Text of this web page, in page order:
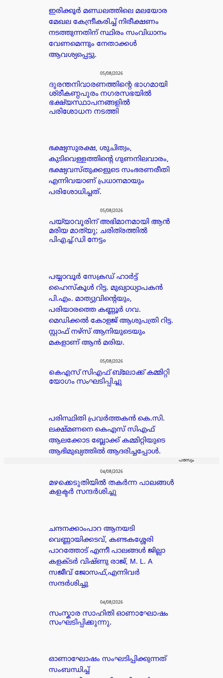
ഇരിക്കൂർ മണ്ഡലത്തിലെ മലയോര
മേഖല കേന്ദ്രീകരിച്ച് നിരീക്ഷണം
നടത്തുന്നതിന് സ്ഥിരം സംവിധാനം
വേണമെന്നും നേതാക്കൾ
ആവശ്യപ്പെട്ടു.
05/08/2026
ദുരന്തനിവാരണത്തിന്റെ ഭാഗമായി
ശ്രീകണ്ഠപുരം നഗരസഭയിൽ
ഭക്ഷ്യസ്ഥാപനങ്ങളിൽ
പരിശോധന നടത്തി
ഭക്ഷ്യസുരക്ഷ, ശുചിത്വം,
കുടിവെള്ളത്തിന്റെ ഗുണനിലവാരം,
ഭക്ഷ്യവസ്തുക്കളുടെ സംഭരണരീതി
എന്നിവയാണ് പ്രധാനമായും
പരിശോധിച്ചത്.
05/08/2026
പയ്യാവൂരിന് അഭിമാനമായി ആൻ
മരിയ മാത്യു; ചരിത്രത്തിൽ
പിഎച്ച്.ഡി നേട്ടം
പയ്യാവൂർ സേക്രഡ് ഹാർട്ട്
ഹൈസ്കൂൾ റിട്ട. മുഖ്യാധ്യാപകൻ
പി.എം. മാത്യുവിന്റെയും,
പരിയാരത്തെ കണ്ണൂർ ഗവ.
മെഡിക്കൽ കോളജ് ആശുപത്രി റിട്ട.
സ്റ്റാഫ് നഴ്സ് ആനിയുടെയും
മകളാണ് ആൻ മരിയ.
05/08/2026
കെഎസ് സിഎഫ് ബ്ലോക്ക് കമ്മിറ്റി
യോഗം സംഘടിപ്പിച്ചു
പരിസ്ഥിതി പ്രവർത്തകൻ കെ.സി.
ലക്ഷ്മണനെ കെഎസ് സിഎഫ്
ആലക്കോട ബ്ലോക്ക് കമ്മിറ്റിയുടെ
ആഭിമുഖ്യത്തിൽ ആദരിച്ചപ്പോൾ.
പരസ്യം
04/08/2026
മഴക്കെടുതിയിൽ തകർന്ന പാലങ്ങൾ
കളക്ടർ സന്ദർശിച്ചു
ചന്ദനക്കാംപാറ ആനയടി
വെണ്ണായിക്കടവ്, കണ്ടകശ്ശേരി
പാറത്തോട് എന്നീ പാലങ്ങൾ ജില്ലാ
കളക്ടർ വിഷ്ണു രാജ്, M. L. A
സജീവ് ജോസഫ്,എന്നിവർ
സന്ദർശിച്ചു
04/08/2026
സംസ്കാര സാഹിതി ഓണാഘോഷം
സംഘടിപ്പിക്കുന്നു.
ഓണാഘോഷം സംഘടിപ്പിക്കുന്നത്
സംബന്ധിച്ച്